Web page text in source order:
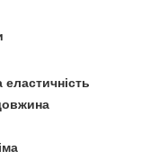
еластичність